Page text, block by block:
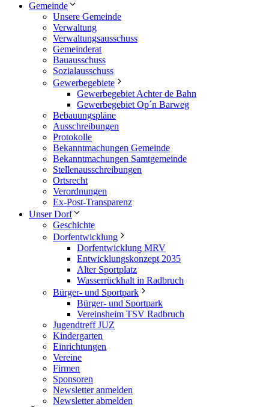
Gemeinde
Unsere Gemeinde
Verwaltung
Verwaltungsausschuss
Gemeinderat
Bauausschuss
Sozialausschuss
Gewerbegebiete
Gewerbegebiet Achter de Bahn
Gewerbegebiet Op´n Barweg
Bebauungspläne
Ausschreibungen
Protokolle
Bekanntmachungen Gemeinde
Bekanntmachungen Samtgemeinde
Stellenausschreibungen
Ortsrecht
Verordnungen
Ex-Post-Transparenz
Unser Dorf
Geschichte
Dorfentwicklung
Dorfentwicklung MRV
Entwicklungskonzept 2035
Alter Sportplatz
Wasserrückhalt in Radbruch
Bürger- und Sportpark
Bürger- und Sportpark
Vereinsheim TSV Radbruch
Jugendtreff JUZ
Kindergarten
Einrichtungen
Vereine
Firmen
Sponsoren
Newsletter anmelden
Newsletter abmelden